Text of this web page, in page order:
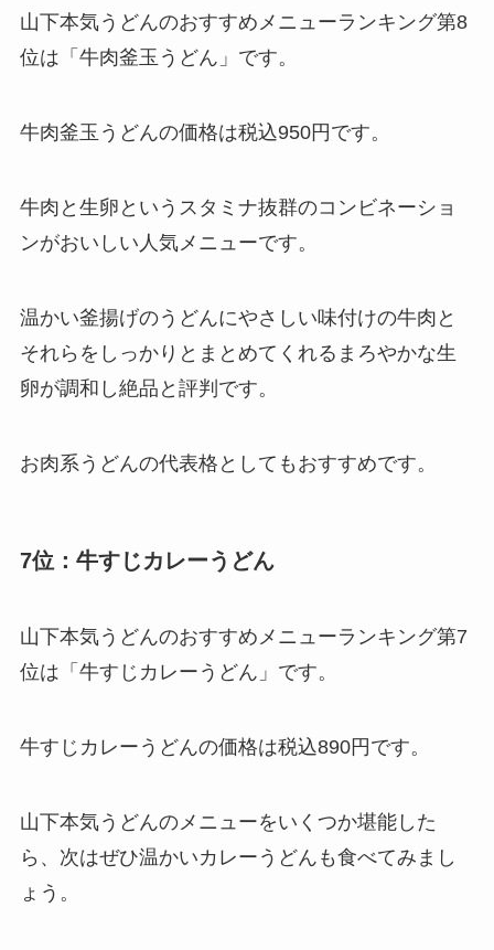
山下本気うどんのおすすめメニューランキング第8
位は「牛肉釜玉うどん」です。
牛肉釜玉うどんの価格は税込950円です。
牛肉と生卵というスタミナ抜群のコンビネーショ
ンがおいしい人気メニューです。
温かい釜揚げのうどんにやさしい味付けの牛肉と
それらをしっかりとまとめてくれるまろやかな生
卵が調和し絶品と評判です。
お肉系うどんの代表格としてもおすすめです。
7位：牛すじカレーうどん
山下本気うどんのおすすめメニューランキング第7
位は「牛すじカレーうどん」です。
牛すじカレーうどんの価格は税込890円です。
山下本気うどんのメニューをいくつか堪能した
ら、次はぜひ温かいカレーうどんも食べてみまし
ょう。